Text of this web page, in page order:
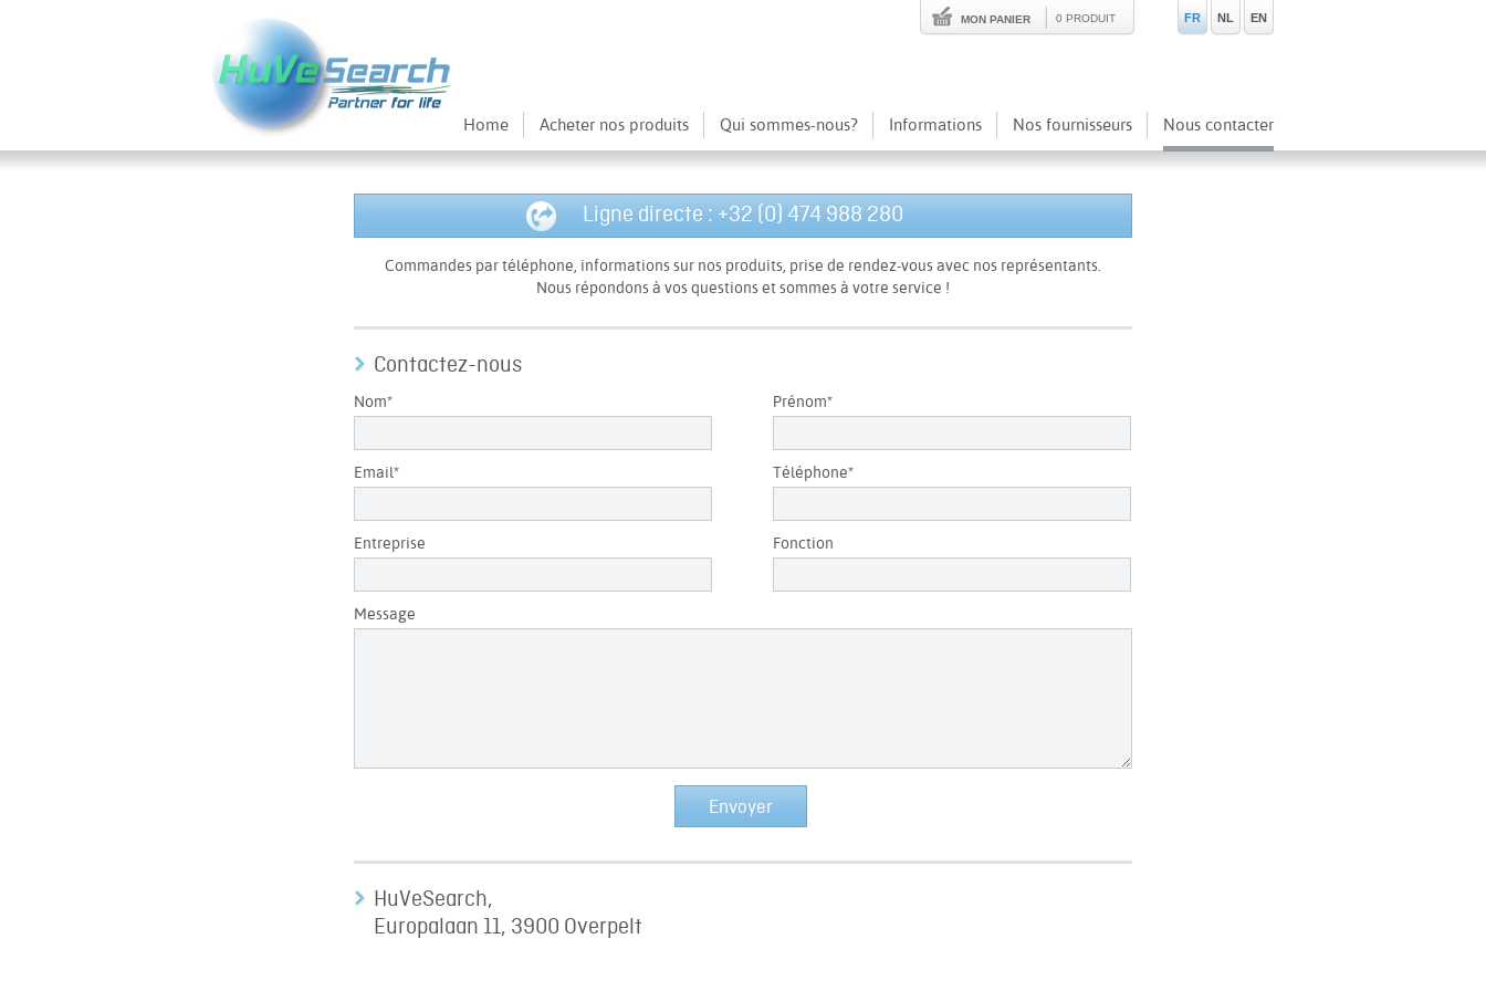
Home Acheter nos produits Qui sommes-nous? Informations Nos fournisseurs Nous contacter
MON PANIER 0 PRODUIT FR NL EN
Ligne directe : +32 (0) 474 988 280
Commandes par téléphone, informations sur nos produits, prise de rendez-vous avec nos représentants.
Nous répondons à vos questions et sommes à votre service !
Contactez-nous
Nom* Prénom*
Email* Téléphone*
Entreprise Fonction
Message
HuVeSearch,
Europalaan 11, 3900 Overpelt